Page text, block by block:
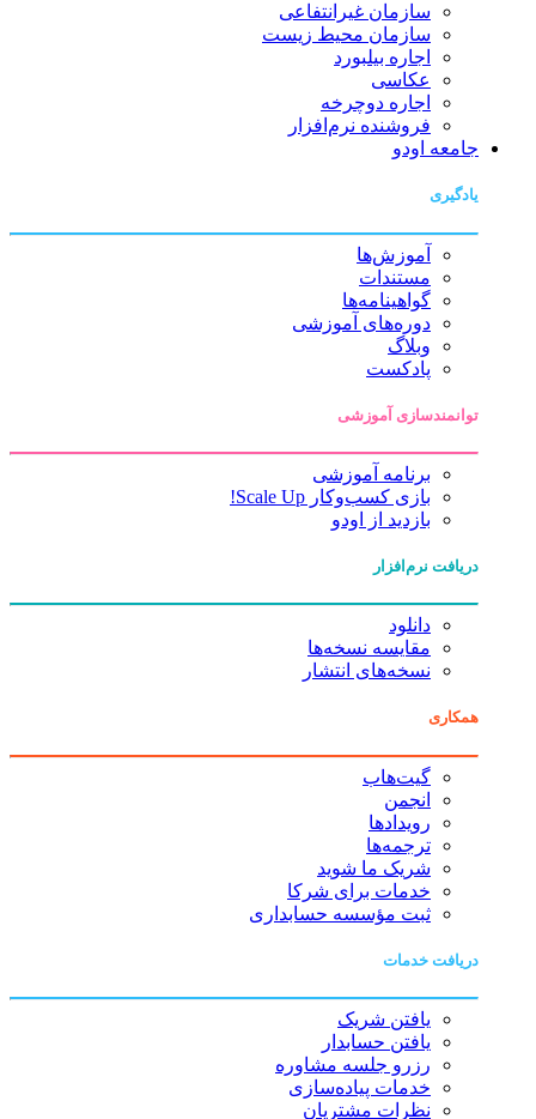
سازمان غیرانتفاعی
سازمان محیط زیست
اجاره بیلبورد
عکاسی
اجاره دوچرخه
فروشنده نرم‌افزار
جامعه اودو
یادگیری
آموزش‌ها
مستندات
گواهینامه‌ها
دوره‌های آموزشی
وبلاگ
پادکست
توانمندسازی آموزشی
برنامه آموزشی
بازی کسب‌وکار Scale Up!
بازدید از اودو
دریافت نرم‌افزار
دانلود
مقایسه نسخه‌ها
نسخه‌های انتشار
همکاری
گیت‌هاب
انجمن
رویدادها
ترجمه‌ها
شریک ما شوید
خدمات برای شرکا
ثبت مؤسسه حسابداری
دریافت خدمات
یافتن شریک
یافتن حسابدار
رزرو جلسه مشاوره
خدمات پیاده‌سازی
نظرات مشتریان